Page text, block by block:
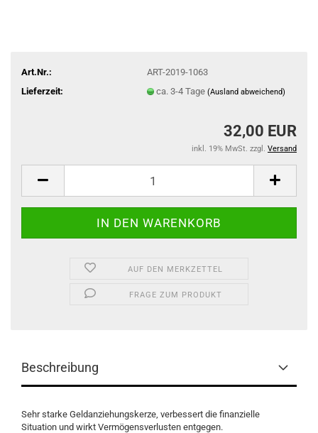
Art.Nr.:
ART-2019-1063
Lieferzeit:
ca. 3-4 Tage (Ausland abweichend)
32,00 EUR
inkl. 19% MwSt. zzgl. Versand
AUF DEN MERKZETTEL
FRAGE ZUM PRODUKT
Beschreibung
Sehr starke Geldanziehungskerze, verbessert die finanzielle
Situation und wirkt Vermögensverlusten entgegen.